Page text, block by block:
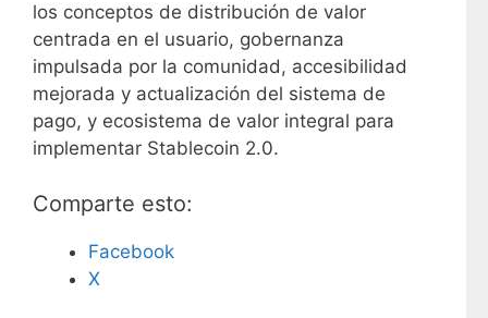
los conceptos de distribución de valor
centrada en el usuario, gobernanza
impulsada por la comunidad, accesibilidad
mejorada y actualización del sistema de
pago, y ecosistema de valor integral para
implementar Stablecoin 2.0.
Comparte esto:
Facebook
X